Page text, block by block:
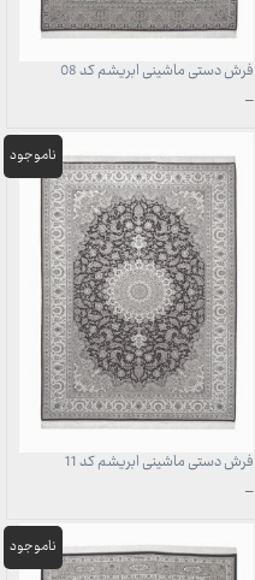
فرش دستی ماشینی ابریشم کد 08
–محدوده
1,707,000 تومان
49,700,000 تومان
فرش دستی ماشینی ابریشم کد 11
–محدوده
1,707,000 تومان
49,700,000 تومان